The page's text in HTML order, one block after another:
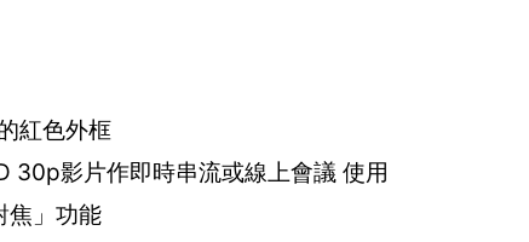
紅色外框
30p影片作即時串流或線上會議 使用
焦」功能